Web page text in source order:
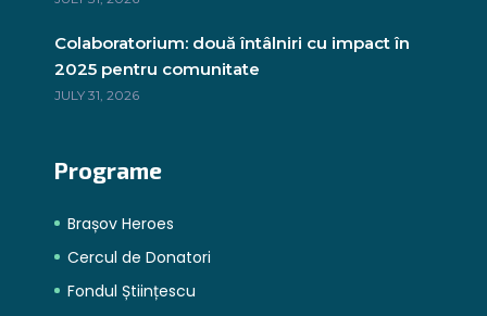
Colaboratorium: două întâlniri cu impact în
2025 pentru comunitate
JULY 31, 2026
Programe
Brașov Heroes
Cercul de Donatori
Fondul Științescu